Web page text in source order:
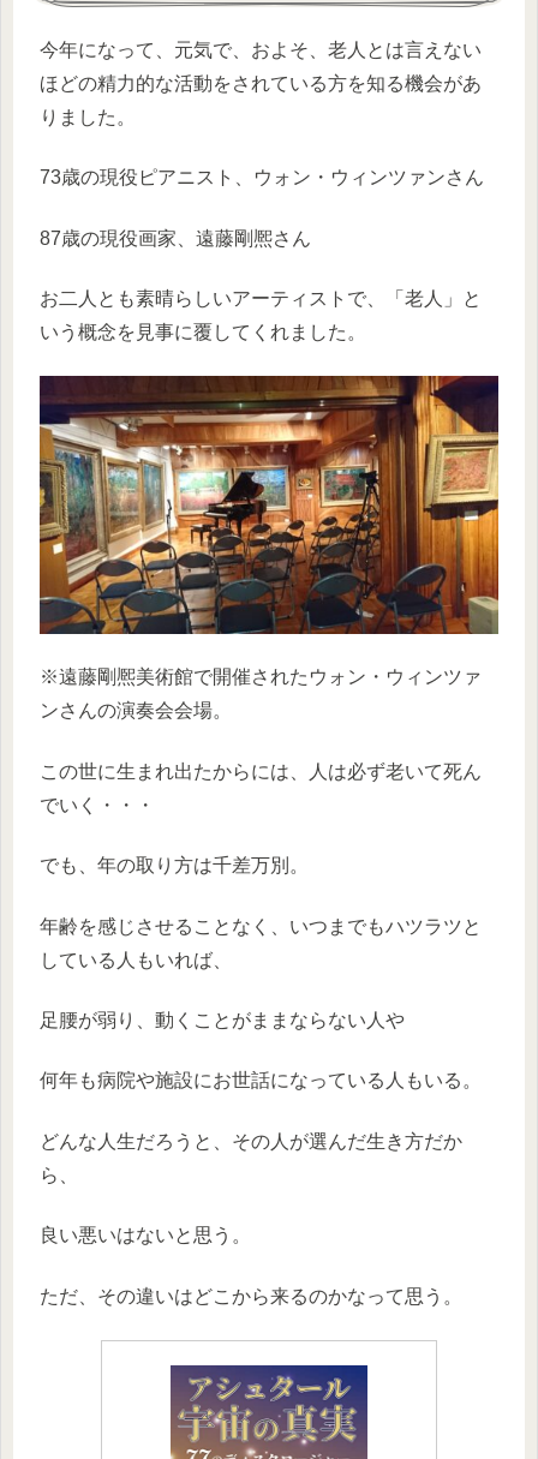
今年になって、元気で、およそ、老人とは言えない
ほどの精力的な活動をされている方を知る機会があ
りました。
73歳の現役ピアニスト、ウォン・ウィンツァンさん
87歳の現役画家、遠藤剛熈さん
お二人とも素晴らしいアーティストで、「老人」と
いう概念を見事に覆してくれました。
※遠藤剛熈美術館で開催されたウォン・ウィンツァ
ンさんの演奏会会場。
この世に生まれ出たからには、人は必ず老いて死ん
でいく・・・
でも、年の取り方は千差万別。
年齢を感じさせることなく、いつまでもハツラツと
している人もいれば、
足腰が弱り、動くことがままならない人や
何年も病院や施設にお世話になっている人もいる。
どんな人生だろうと、その人が選んだ生き方だか
ら、
良い悪いはないと思う。
ただ、その違いはどこから来るのかなって思う。